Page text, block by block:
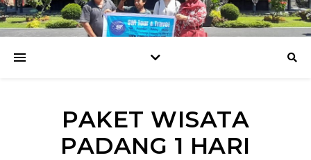
PAKET WISATA
PADANG 1 HARI